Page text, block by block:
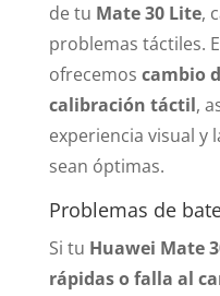
de tu Mate 30 Lite,
problemas táctiles.
ofrecemos cambio
calibración táctil,
experiencia visual y
sean óptimas.
Problemas de
Si tu Huawei Mate
rápidas o falla al